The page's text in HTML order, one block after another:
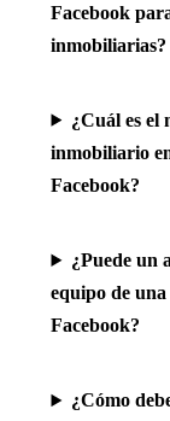
Facebook
inmobiliarias?
¿Cuál es el
inmobiliario
Facebook?
¿Puede un
equipo de
Facebook?
¿Cómo